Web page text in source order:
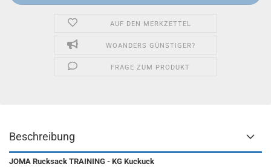
AUF DEN MERKZETTEL
WOANDERS GÜNSTIGER?
FRAGE ZUM PRODUKT
Beschreibung
JOMA Rucksack TRAINING - KG Kuckuck